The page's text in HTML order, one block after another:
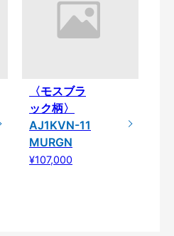
〈モスブラ
ック柄〉
AJ1KVN-11
MURGN
¥107,000